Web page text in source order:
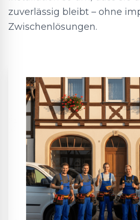
zuverlässig bleibt – ohne
Zwischenlösungen.